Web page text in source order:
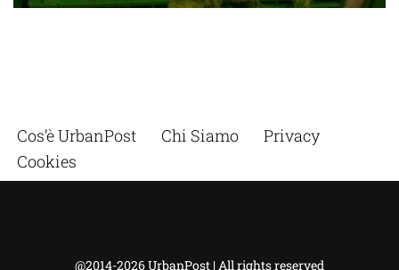
Cos’è UrbanPost Chi Siamo
Privacy
Cookies
@2014-2026 UrbanPost | All rights reserved